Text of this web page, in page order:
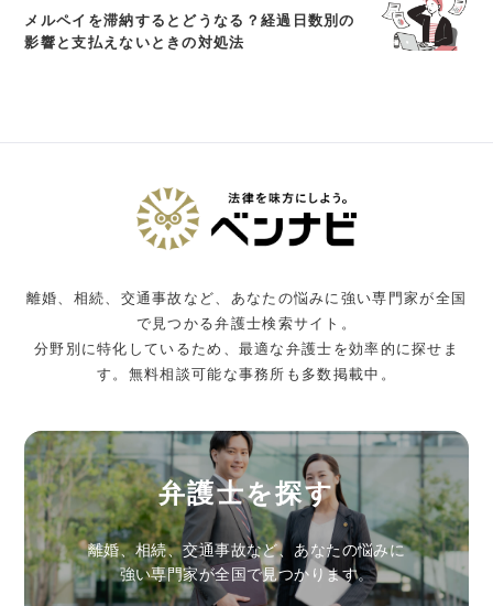
メルペイを滞納するとどうなる？経過日数別の
影響と支払えないときの対処法
離婚、相続、交通事故など、あなたの悩みに強い専門家が全国
で見つかる弁護士検索サイト。
分野別に特化しているため、最適な弁護士を効率的に探せま
す。無料相談可能な事務所も多数掲載中。
弁護士を探す
離婚、相続、交通事故など、あなたの悩みに
強い専門家が全国で見つかります。